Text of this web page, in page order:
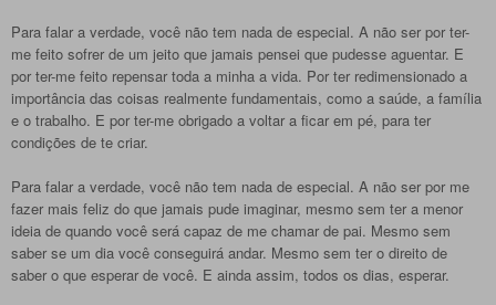
Para falar a verdade, você não tem nada de especial. A não ser por ter-
me feito sofrer de um jeito que jamais pensei que pudesse aguentar. E
por ter-me feito repensar toda a minha a vida. Por ter redimensionado a
importância das coisas realmente fundamentais, como a saúde, a família
e o trabalho. E por ter-me obrigado a voltar a ficar em pé, para ter
condições de te criar.
Para falar a verdade, você não tem nada de especial. A não ser por me
fazer mais feliz do que jamais pude imaginar, mesmo sem ter a menor
ideia de quando você será capaz de me chamar de pai. Mesmo sem
saber se um dia você conseguirá andar. Mesmo sem ter o direito de
saber o que esperar de você. E ainda assim, todos os dias, esperar.